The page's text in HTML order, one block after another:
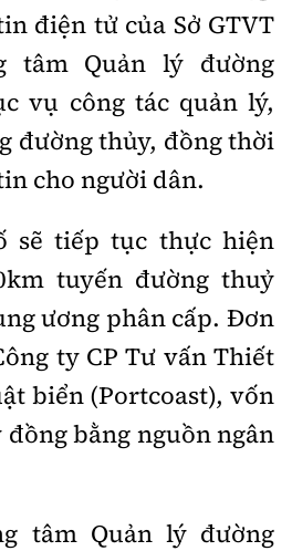
điện tử của Sở GTVT
tâm Quản lý đường
vụ công tác quản lý,
đường thủy, đồng thời
cho người dân.
sẽ tiếp tục thực hiện
tuyến đường thuỷ
ương phân cấp. Đơn
ty CP Tư vấn Thiết
biển (Portcoast), vốn
bằng nguồn ngân
tâm Quản lý đường